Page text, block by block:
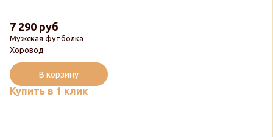
Мужская футболка
Хоровод
7 290 руб
Купить в 1 клик
В корзину